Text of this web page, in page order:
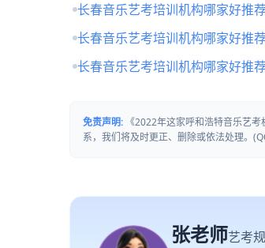
长春音乐艺考培训机构哪家好推
长春音乐艺考培训机构哪家好推
长春音乐艺考培训机构哪家好推
免责声明: 《2022年这家呼和浩特音乐艺
系，我们将及时更正、删除或依法处理。
张老师艺考